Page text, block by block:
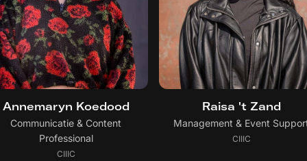
Annemaryn Koedood
Communicatie & Content
Professional
CIIIC
Raisa 't Zand
Management & Event
CIIIC